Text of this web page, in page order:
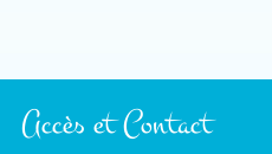
Accès et Contact